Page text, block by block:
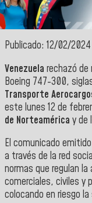
Publicado: 12/02/2024
Venezuela rechazó de
Boeing 747-300,
Transporte
este lunes 12 de
de Norteamérica y de
El comunicado
a través de la red
normas que regulan
comerciales, civiles y
colocando en riesgo